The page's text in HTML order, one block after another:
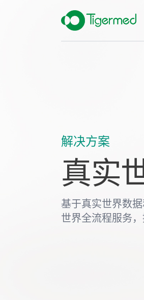
解决方案
真实
基于真实世界数
世界全流程服务，